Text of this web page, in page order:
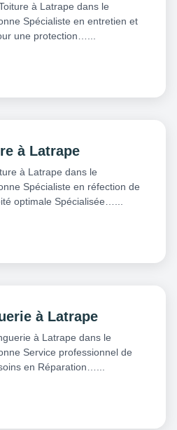
à Latrape dans le
Spécialiste en entretien et
une protection…...
à Latrape
à Latrape dans le
Spécialiste en réfection de
optimale Spécialisée…...
à Latrape
à Latrape dans le
Service professionnel de
en Réparation…...